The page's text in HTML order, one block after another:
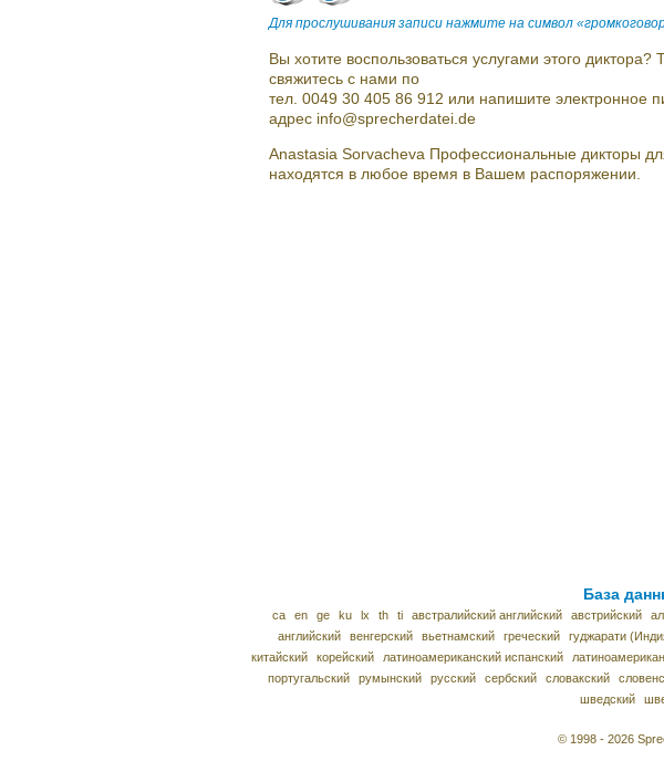
Для прослушивания записи нажмите на символ
Вы хотите воспользоваться услугами этого диктора?
свяжитесь с нами по
тел. 0049 30 405 86 912 или напишите электронное
адрес info@sprecherdatei.de
Anastasia Sorvacheva Профессиональные дикторы
находятся в любое время в Вашем распоряжении.
База
ca en ge ku lx th ti австралийский английский австрийский
английский
венгерский вьетнамский греческий гуджарати
китайский
корейский латиноамериканский испанский
португальский
румынский русский сербский словакский
шведский
© 1998 - 2026